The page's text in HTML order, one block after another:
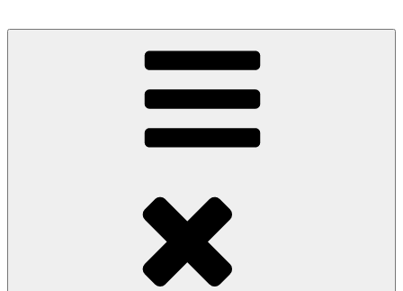
COUNTRYHOME
Wo die (Country-) Musik Zuhause ist